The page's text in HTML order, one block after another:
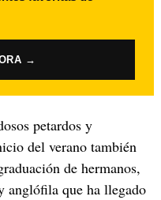
→
petardos y
del verano también
de hermanos,
anglófila que ha llegado